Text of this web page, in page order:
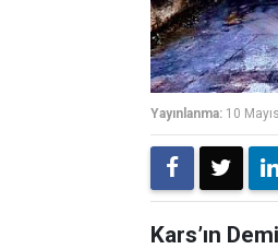
Yayınlanma: 10
Kars’ın